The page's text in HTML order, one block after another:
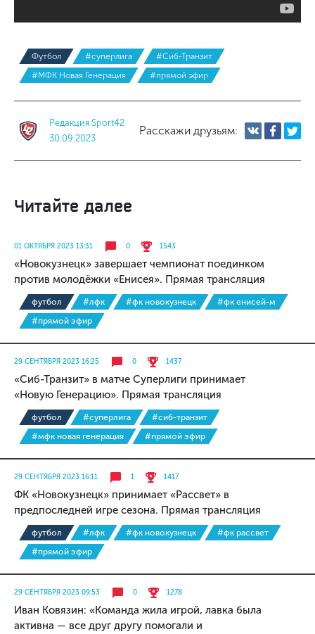
Футбол #суперлига
#Сиб-Транзит
#МФК Новая Генерация
#прямой эфир
Редакция Sport42
30.09.2023
Расскажи друзьям:
Читайте далее
01 ОКТЯБРЯ 2023 13:31 0 1543
«Новокузнецк» завершает чемпионат поединком
против молодёжки «Енисея». Прямая трансляция
футбол #лфк #фк новокузнецк
#фк енисей-м
#прямой эфир
29 СЕНТЯБРЯ 2023 16:25 0 1437
«Сиб-Транзит» в матче Суперлиги принимает
«Новую Генерацию». Прямая трансляция
футбол #суперлига
#сиб-транзит
#мфк новая генерация
#прямой эфир
29 СЕНТЯБРЯ 2023 16:11 1 1417
ФК «Новокузнецк» принимает «Рассвет» в
предпоследней игре сезона. Прямая трансляция
футбол #лфк #фк новокузнецк
#фк рассвет
#прямой эфир
29 СЕНТЯБРЯ 2023 09:53 0 1278
Иван Ковязин: «Команда жила игрой, лавка была
активна — все друг другу помогали и